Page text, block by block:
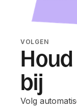
VOLGEN
bij
Volg